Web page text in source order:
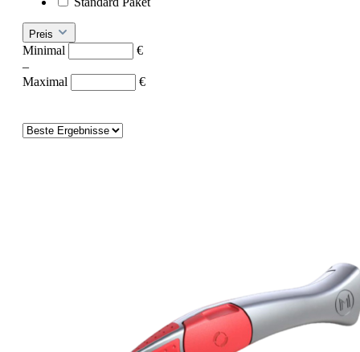
Preis
Minimal
€
–
Maximal
€